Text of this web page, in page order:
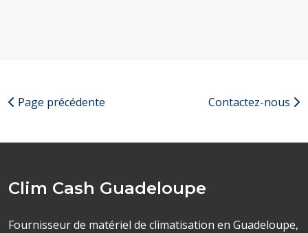
Page précédente Contactez-nous
Clim Cash Guadeloupe
Fournisseur de matériel de climatisation en Guadeloupe,